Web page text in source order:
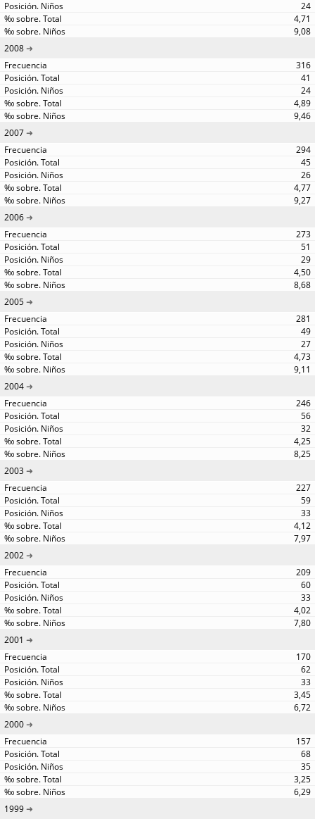
24
4,71
9,08
2008
316
41
24
4,89
9,46
2007
294
45
26
4,77
9,27
2006
273
51
29
4,50
8,68
2005
281
49
27
4,73
9,11
2004
246
56
32
4,25
8,25
2003
227
59
33
4,12
7,97
2002
209
60
33
4,02
7,80
2001
170
62
33
3,45
6,72
2000
157
68
35
3,25
6,29
1999